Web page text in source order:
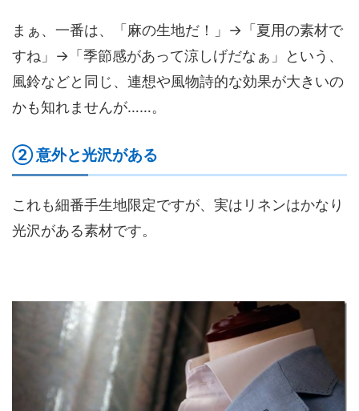
まぁ、一番は、「麻の生地だ！」→「夏用の素材で
すね」→「季節感があって涼しげだなぁ」という、
風鈴などと同じ、連想や風物詩的な効果が大きいの
かも知れませんが……。
② 意外と光沢がある
これも細番手生地限定ですが、実はリネンはかなり
光沢がある素材です。